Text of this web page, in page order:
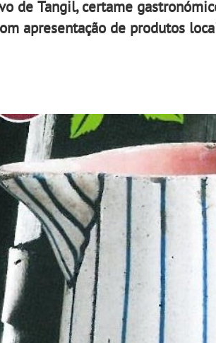
de Tangil, certame
apresentação de produtos